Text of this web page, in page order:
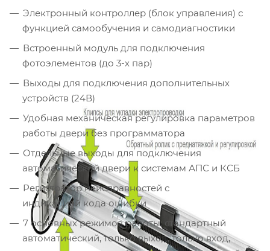
Электронный контроллер (блок управления) с
функцией самообучения и самодиагностики
Встроенный модуль для подключения
фотоэлементов (до 3-х пар)
Выходы для подключения дополнительных
устройств (24В)
Удобная механическая регулировка параметров
работы двери без программатора
Отдельные выходы для подключения
автоматической двери к системам АПС и КСБ
Регистратор неисправностей с
индикацией кода ошибки
7 основных режимов работы: стандартный
автоматический, только выход, только вход,